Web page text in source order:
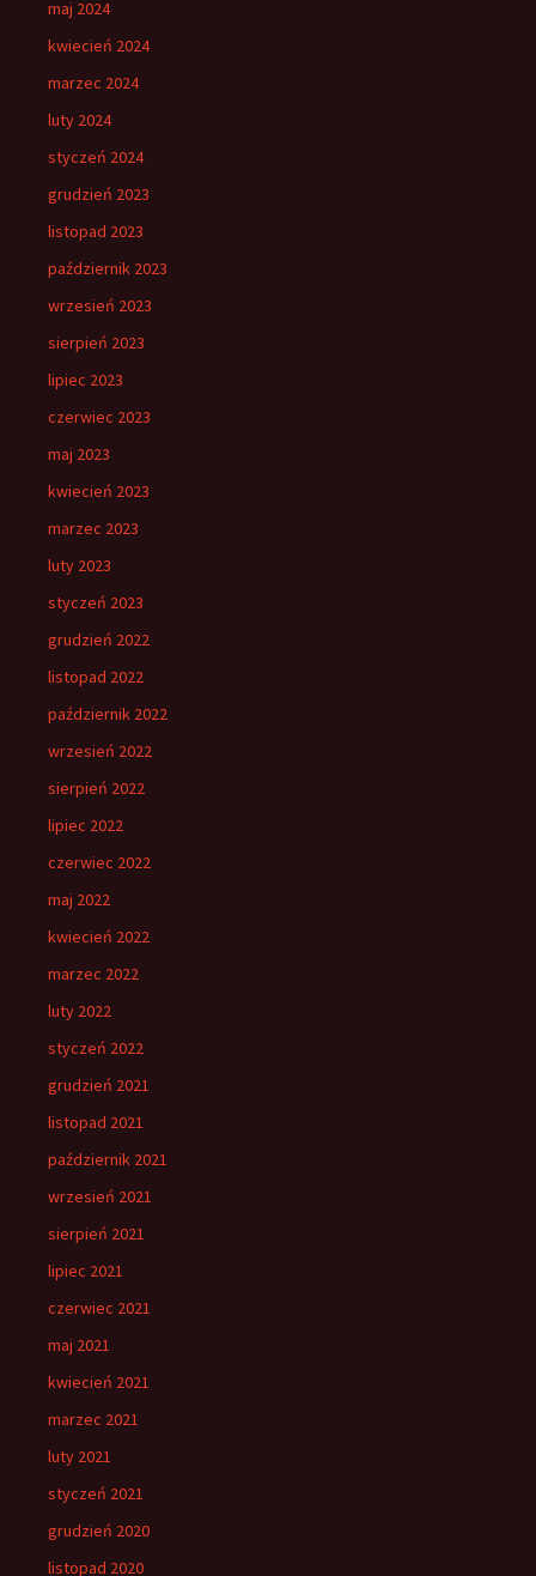
maj 2024
kwiecień 2024
marzec 2024
luty 2024
styczeń 2024
grudzień 2023
listopad 2023
październik 2023
wrzesień 2023
sierpień 2023
lipiec 2023
czerwiec 2023
maj 2023
kwiecień 2023
marzec 2023
luty 2023
styczeń 2023
grudzień 2022
listopad 2022
październik 2022
wrzesień 2022
sierpień 2022
lipiec 2022
czerwiec 2022
maj 2022
kwiecień 2022
marzec 2022
luty 2022
styczeń 2022
grudzień 2021
listopad 2021
październik 2021
wrzesień 2021
sierpień 2021
lipiec 2021
czerwiec 2021
maj 2021
kwiecień 2021
marzec 2021
luty 2021
styczeń 2021
grudzień 2020
listopad 2020